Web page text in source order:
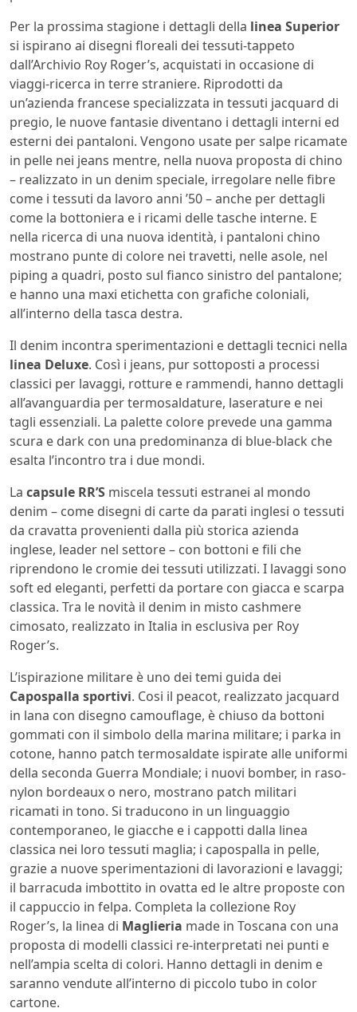
Per la prossima stagione i dettagli della linea Superior
si ispirano ai disegni floreali dei tessuti-tappeto
dall’Archivio Roy Roger’s, acquistati in occasione di
viaggi-ricerca in terre straniere. Riprodotti da
un’azienda francese specializzata in tessuti jacquard di
pregio, le nuove fantasie diventano i dettagli interni ed
esterni dei pantaloni. Vengono usate per salpe ricamate
in pelle nei jeans mentre, nella nuova proposta di chino
– realizzato in un denim speciale, irregolare nelle fibre
come i tessuti da lavoro anni ’50 – anche per dettagli
come la bottoniera e i ricami delle tasche interne. E
nella ricerca di una nuova identità, i pantaloni chino
mostrano punte di colore nei travetti, nelle asole, nel
piping a quadri, posto sul fianco sinistro del pantalone;
e hanno una maxi etichetta con grafiche coloniali,
all’interno della tasca destra.
Il denim incontra sperimentazioni e dettagli tecnici nella
linea Deluxe. Così i jeans, pur sottoposti a processi
classici per lavaggi, rotture e rammendi, hanno dettagli
all’avanguardia per termosaldature, laserature e nei
tagli essenziali. La palette colore prevede una gamma
scura e dark con una predominanza di blue-black che
esalta l’incontro tra i due mondi.
La capsule RR’S miscela tessuti estranei al mondo
denim – come disegni di carte da parati inglesi o tessuti
da cravatta provenienti dalla più storica azienda
inglese, leader nel settore – con bottoni e fili che
riprendono le cromie dei tessuti utilizzati. I lavaggi sono
soft ed eleganti, perfetti da portare con giacca e scarpa
classica. Tra le novità il denim in misto cashmere
cimosato, realizzato in Italia in esclusiva per Roy
Roger’s.
L’ispirazione militare è uno dei temi guida dei
Capospalla sportivi. Cosi il peacot, realizzato jacquard
in lana con disegno camouflage, è chiuso da bottoni
gommati con il simbolo della marina militare; i parka in
cotone, hanno patch termosaldate ispirate alle uniformi
della seconda Guerra Mondiale; i nuovi bomber, in raso-
nylon bordeaux o nero, mostrano patch militari
ricamati in tono. Si traducono in un linguaggio
contemporaneo, le giacche e i cappotti dalla linea
classica nei loro tessuti maglia; i capospalla in pelle,
grazie a nuove sperimentazioni di lavorazioni e lavaggi;
il barracuda imbottito in ovatta ed le altre proposte con
il cappuccio in felpa. Completa la collezione Roy
Roger’s, la linea di Maglieria made in Toscana con una
proposta di modelli classici re-interpretati nei punti e
nell’ampia scelta di colori. Hanno dettagli in denim e
saranno vendute all’interno di piccolo tubo in color
cartone.